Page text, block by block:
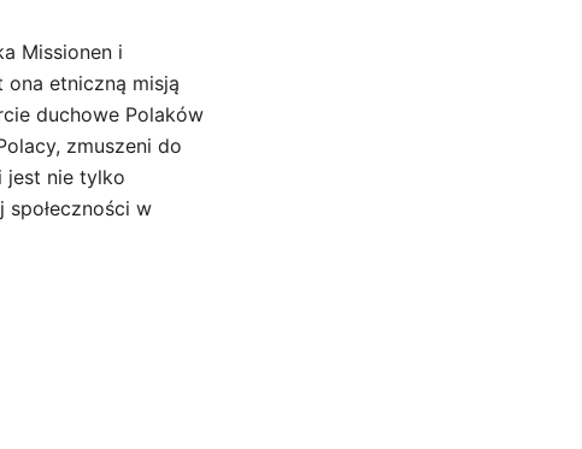
Missionen i
etniczną misją
duchowe Polaków
zmuszeni do
jest nie tylko
w